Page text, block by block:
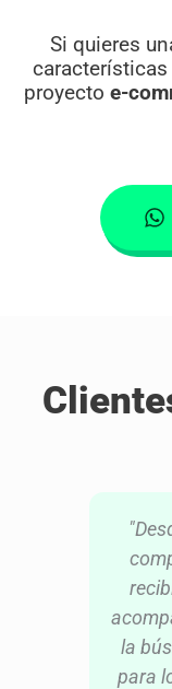
Si quieres
proyecto e-
la
para